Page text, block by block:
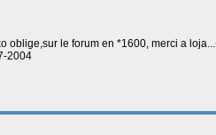
oblige,sur le forum en *1600, merci a
2004